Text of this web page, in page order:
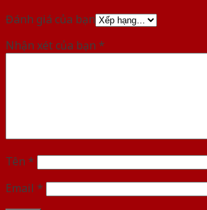
Đánh giá của bạn
Nhận xét của bạn *
Tên *
Email *